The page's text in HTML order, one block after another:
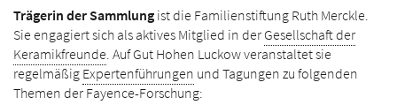
Trägerin der Sammlung ist die Familienstiftung Ruth Merckle.
Sie engagiert sich als aktives Mitglied in derGesellschaft der
Keramikfreunde. Auf Gut Hohen Luckow veranstaltet sie
regelmäßigExpertenführungen und Tagungen zu folgenden
Themen der Fayence-Forschung: